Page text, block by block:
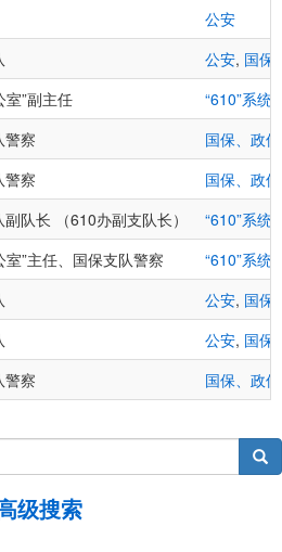
公安
公安, 国保
室”副主任 “610”系统
警察
国保、政
警察
国保、政
队长 （610办副支队长） “610”系统
室”主任、国保支队警察 “610”系统
公安, 国保
公安, 国保
警察 国保、政
搜索
级搜索